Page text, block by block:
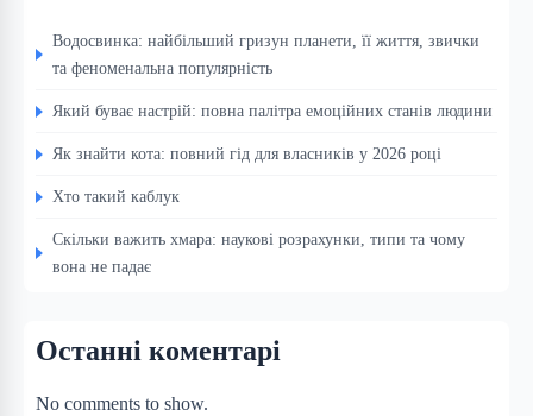
Водосвинка: найбільший гризун планети, її життя, звички
та феноменальна популярність
Який буває настрій: повна палітра емоційних станів людини
Як знайти кота: повний гід для власників у 2026 році
Хто такий каблук
Скільки важить хмара: наукові розрахунки, типи та чому
вона не падає
Останні коментарі
No comments to show.